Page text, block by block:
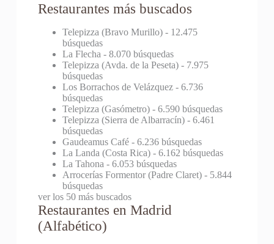
Restaurantes más buscados
Telepizza (Bravo Murillo)- 12.475
búsquedas
La Flecha - 8.070 búsquedas
Telepizza (Avda. de la Peseta)- 7.975
búsquedas
Los Borrachos de Velázquez- 6.736
búsquedas
Telepizza (Gasómetro)- 6.590 búsquedas
Telepizza (Sierra de Albarracín)- 6.461
búsquedas
Gaudeamus Café- 6.236 búsquedas
La Landa (Costa Rica)- 6.162 búsquedas
La Tahona - 6.053 búsquedas
Arrocerías Formentor (Padre Claret)- 5.844
búsquedas
ver los 50 más buscados
Restaurantes en Madrid
(Alfabético)